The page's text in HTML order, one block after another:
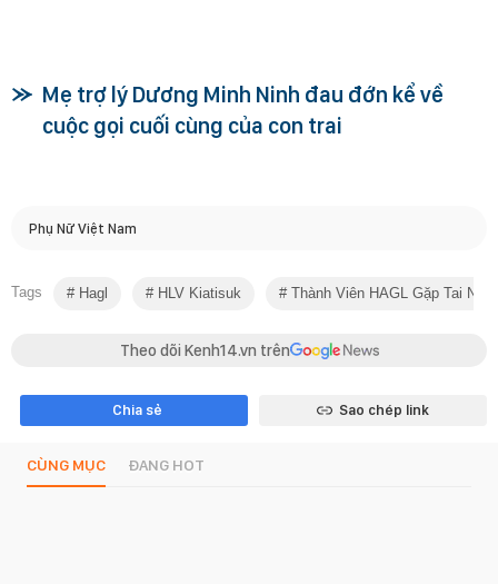
Mẹ trợ lý Dương Minh Ninh đau đớn kể về
cuộc gọi cuối cùng của con trai
Phụ Nữ Việt Nam
Tags Hagl HLV Kiatisuk Thành Viên HAGL Gặp Tai
Theo dõi Kenh14.vn trên
Chia sẻ Sao chép link
CÙNG MỤC ĐANG HOT